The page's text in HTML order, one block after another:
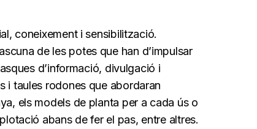
coneixement i sensibilització.
de les potes que han d’impulsar
d’informació, divulgació i
i taules rodones que abordaran
els models de planta per a cada ús o
abans de fer el pas, entre altres.